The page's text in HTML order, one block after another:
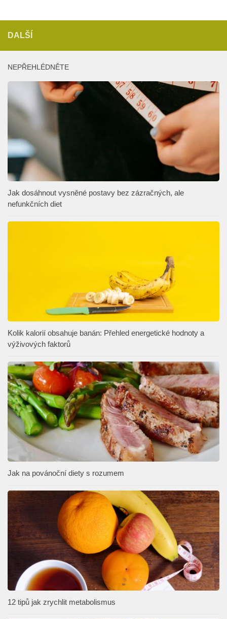
DALŠÍ
NEPŘEHLÉDNĚTE
Jak dosáhnout vysněné postavy bez zázračných, ale
nefunkčních diet
Kolik kalorií obsahuje banán: Přehled energetické hodnoty a
výživových faktorů
Jak na povánoční diety s rozumem
12 tipů jak zrychlit metabolismus